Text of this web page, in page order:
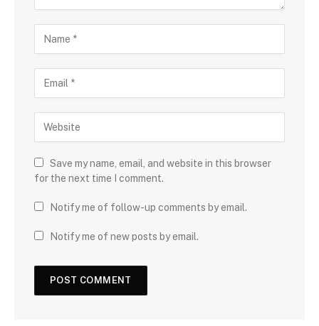
Save my name, email, and website in this browser
for the next time I comment.
Notify me of follow-up comments by email.
Notify me of new posts by email.